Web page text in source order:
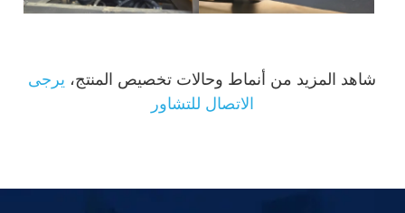
شاهد المزيد من أنماط وحالات تخصيص المنتج، يرجى
الاتصال للتشاور